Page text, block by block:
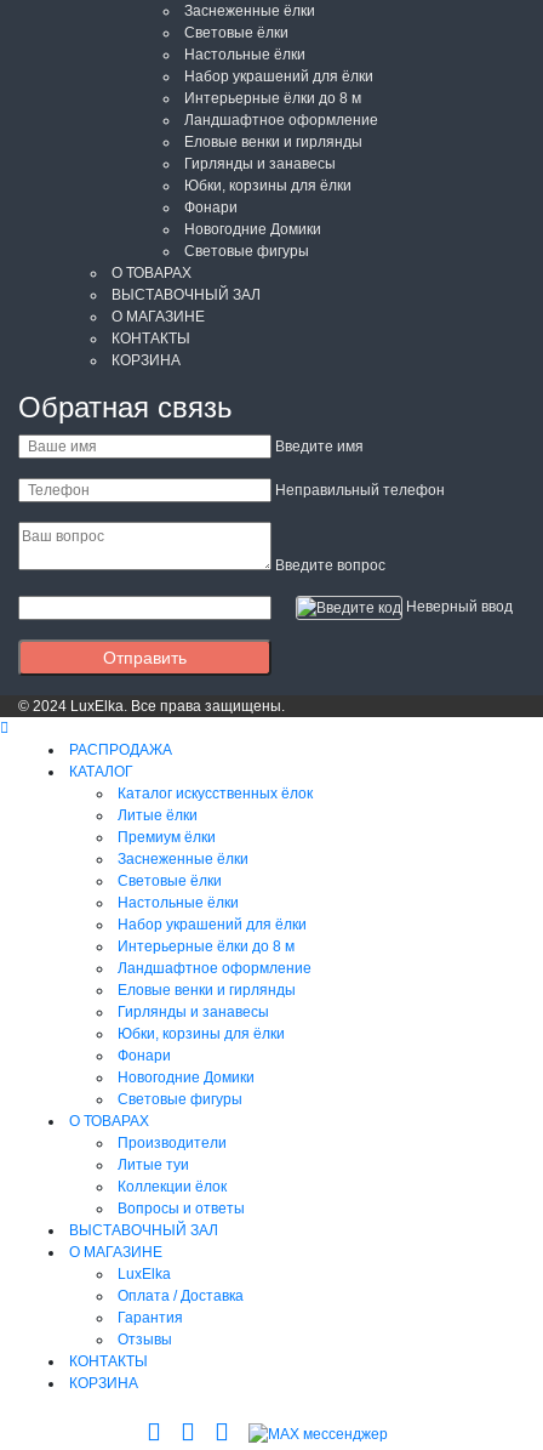
Заснеженные ёлки
Световые ёлки
Настольные ёлки
Набор украшений для ёлки
Интерьерные ёлки до 8 м
Ландшафтное оформление
Еловые венки и гирлянды
Гирлянды и занавесы
Юбки, корзины для ёлки
Фонари
Новогодние Домики
Световые фигуры
О ТОВАРАХ
ВЫСТАВОЧНЫЙ ЗАЛ
О МАГАЗИНЕ
КОНТАКТЫ
КОРЗИНА
Обратная связь
Введите имя
Неправильный телефон
Введите вопрос
Неверный ввод
Отправить
© 2024 LuxElka. Все права защищены.
РАСПРОДАЖА
КАТАЛОГ
Каталог искусственных ёлок
Литые ёлки
Премиум ёлки
Заснеженные ёлки
Световые ёлки
Настольные ёлки
Набор украшений для ёлки
Интерьерные ёлки до 8 м
Ландшафтное оформление
Еловые венки и гирлянды
Гирлянды и занавесы
Юбки, корзины для ёлки
Фонари
Новогодние Домики
Световые фигуры
О ТОВАРАХ
Производители
Литые туи
Коллекции ёлок
Вопросы и ответы
ВЫСТАВОЧНЫЙ ЗАЛ
О МАГАЗИНЕ
LuxElka
Оплата / Доставка
Гарантия
Отзывы
КОНТАКТЫ
КОРЗИНА